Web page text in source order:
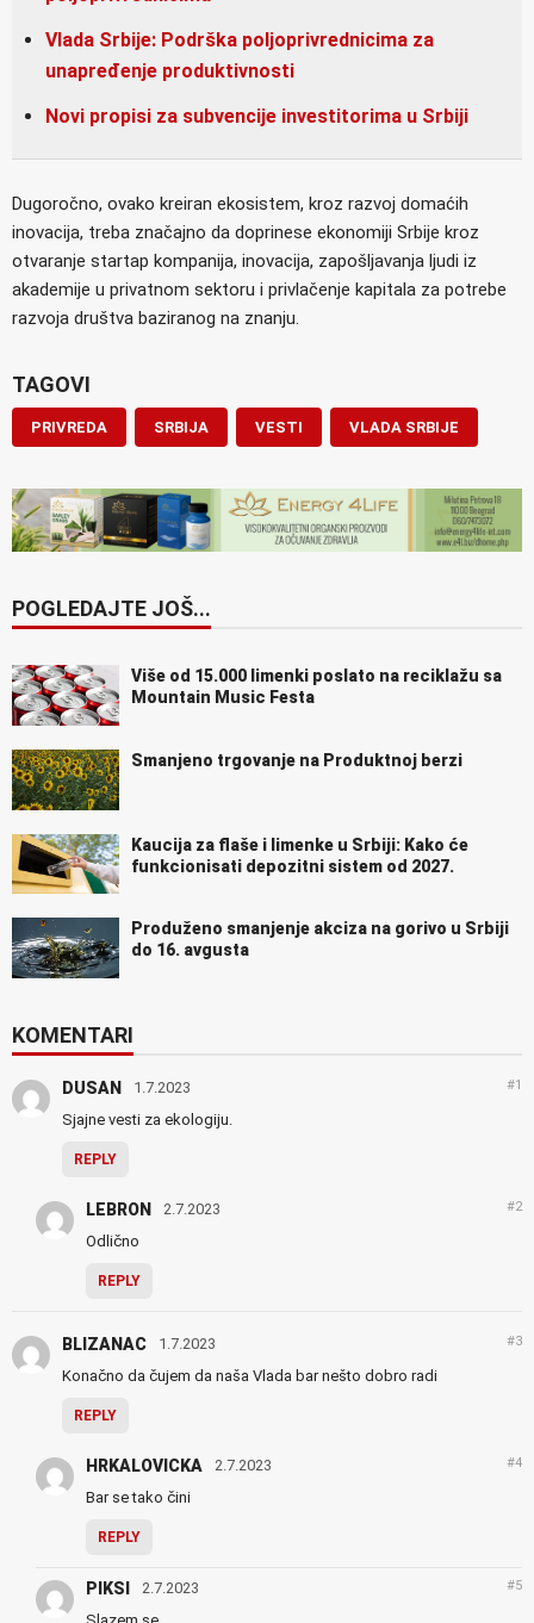
Vlada Srbije: Podrška poljoprivrednicima za
unapređenje produktivnosti
Novi propisi za subvencije investitorima u Srbiji
Dugoročno, ovako kreiran ekosistem, kroz razvoj domaćih
inovacija, treba značajno da doprinese ekonomiji Srbije kroz
otvaranje startap kompanija, inovacija, zapošljavanja ljudi iz
akademije u privatnom sektoru i privlačenje kapitala za potrebe
razvoja društva baziranog na znanju.
TAGOVI
PRIVREDA SRBIJA VESTI VLADA SRBIJE
POGLEDAJTE JOŠ...
Više od 15.000 limenki poslato na reciklažu sa
Mountain Music Festa
Smanjeno trgovanje na Produktnoj berzi
Kaucija za flaše i limenke u Srbiji: Kako će
funkcionisati depozitni sistem od 2027.
Produženo smanjenje akciza na gorivo u Srbiji
do 16. avgusta
KOMENTARI
DUSAN 1.7.2023 #1
Sjajne vesti za ekologiju.
REPLY
LEBRON 2.7.2023 #2
Odlično
REPLY
BLIZANAC 1.7.2023 #3
Konačno da čujem da naša Vlada bar nešto dobro radi
REPLY
HRKALOVICKA 2.7.2023 #4
Bar se tako čini
REPLY
PIKSI 2.7.2023 #5